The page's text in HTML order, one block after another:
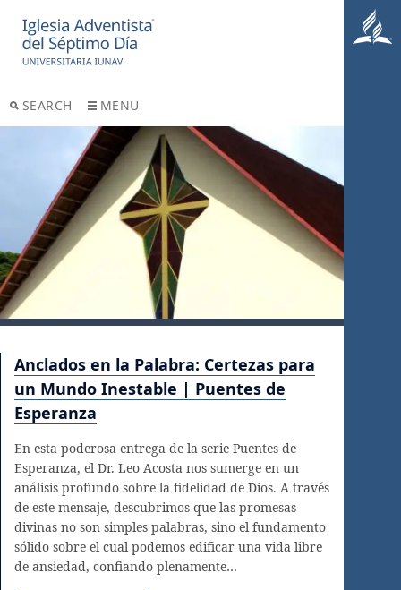
SEARCH MENU
Anclados en la Palabra: Certezas para
un Mundo Inestable | Puentes de
Esperanza
En esta poderosa entrega de la serie Puentes de
Esperanza, el Dr. Leo Acosta nos sumerge en un
análisis profundo sobre la fidelidad de Dios. A través
de este mensaje, descubrimos que las promesas
divinas no son simples palabras, sino el fundamento
sólido sobre el cual podemos edificar una vida libre
de ansiedad, confiando plenamente…